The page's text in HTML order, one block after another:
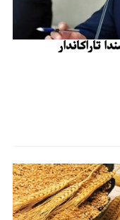
تاراكاندار